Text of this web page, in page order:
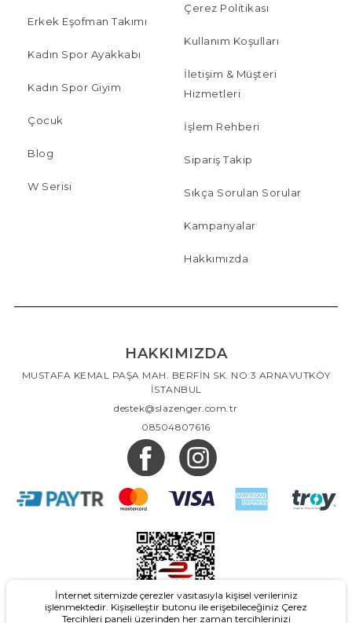
Erkek Eşofman Takımı
Kadın Spor Ayakkabı
Kadın Spor Giyim
Çocuk
Blog
W Serisi
Çerez Politikası
Kullanım Koşulları
İletişim & Müşteri
Hizmetleri
İşlem Rehberi
Sipariş Takip
Sıkça Sorulan Sorular
Kampanyalar
Hakkımızda
HAKKIMIZDA
MUSTAFA KEMAL PAŞA MAH. BERFİN SK. NO:3 ARNAVUTKÖY
İSTANBUL
destek@slazenger.com.tr
08504807616
İnternet sitemizde çerezler vasıtasıyla kişisel verileriniz
işlenmektedir. Kişiselleştir butonu ile erişebileceğiniz Çerez
Tercihleri paneli üzerinden her zaman tercihlerinizi